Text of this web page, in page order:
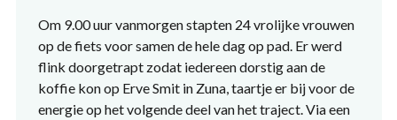
Om 9.00 uur vanmorgen stapten 24 vrolijke vrouwen
op de fiets voor samen de hele dag op pad. Er werd
flink doorgetrapt zodat iedereen dorstig aan de
koffie kon op Erve Smit in Zuna, taartje er bij voor de
energie op het volgende deel van het traject. Via een